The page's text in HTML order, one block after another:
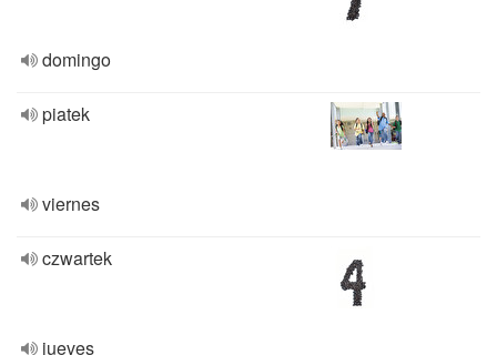
domingo
piatek
viernes
czwartek
jueves